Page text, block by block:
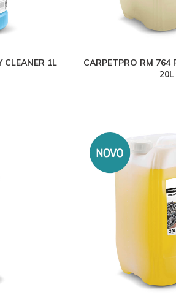
CLEANER 1L
CARPETPRO RM 764
20L